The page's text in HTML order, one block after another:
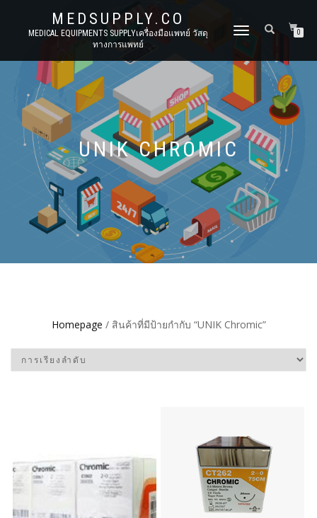
MEDSUPPLY.CO
MEDICAL EQUIPMENTS SUPPLYเครื่องมือแพทย์ วัสดุ
ทางการแพทย์
TOGGLE
0
UNIK CHROMIC
Homepage / สินค้าที่มีป้ายกำกับ “UNIK Chromic”